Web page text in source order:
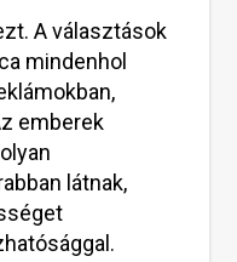
A választások
mindenhol
emberek
látnak,